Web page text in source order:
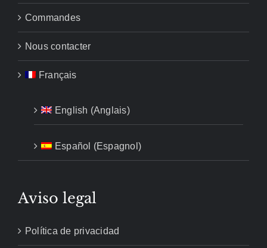
Commandes
Nous contacter
Français
English (Anglais)
Español (Espagnol )
Aviso legal
Política de privacidad